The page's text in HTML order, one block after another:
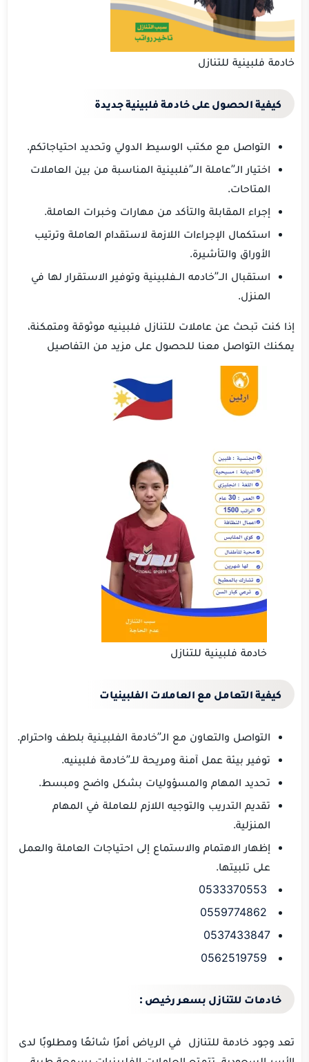
خادمة فلبينية للتنازل
كيفية الحصول على خادمة فلبينية جديدة
التواصل مع مكتب الوسيط الدولي وتحديد احتياجاتكم.
اختيار الـ”عاملة الــ”فلبينية المناسبة من بين العاملات
المتاحات.
إجراء المقابلة والتأكد من مهارات وخبرات العاملة.
استكمال الإجراءات اللازمة لاستقدام العاملة وترتيب
الأوراق والتأشيرة.
استقبال الــ”خادمه الــفلبينية وتوفير الاستقرار لها في
المنزل.
إذا كنت تبحث عن عاملات للتنازل فلبينيه موثوقة ومتمكنة،
يمكنك التواصل معنا للحصول على مزيد من التفاصيل
خادمة فلبينية للتنازل
كيفية التعامل مع العاملات الفلبينيات
التواصل والتعاون مع الـ”خادمة الفلبيـنية بلطف واحترام.
توفير بيئة عمل آمنة ومريحة للـ”خادمة فلبينيه.
تحديد المهام والمسؤوليات بشكل واضح ومبسط.
تقديم التدريب والتوجيه اللازم للعاملة في المهام
المنزلية.
إظهار الاهتمام والاستماع إلى احتياجات العاملة والعمل
على تلبيتها.
0537433847
خادمات للتنازل بسعر رخيص :
تعد وجود خادمة للتنازل في الرياض أمرًا شائعًا ومطلوبًا لدى